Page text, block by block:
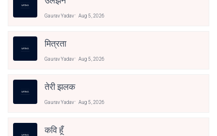
Gaurav Yadav Aug 5, 2026
मित्रता
Gaurav Yadav Aug 5, 2026
तेरी झलक
Gaurav Yadav Aug 5, 2026
कवि हूँ